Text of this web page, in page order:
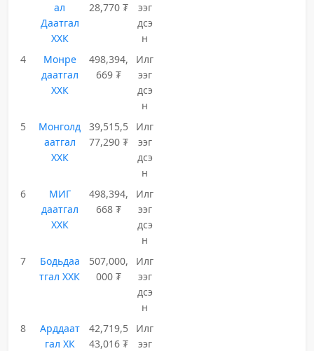
ал
Даатгал
ХХК
28,770 ₮
ээг
дсэ
н
4
Монре
даатгал
ХХК
498,394,
669 ₮
Илг
ээг
дсэ
н
5
Монголд
аатгал
ХХК
39,515,5
77,290 ₮
Илг
ээг
дсэ
н
6
МИГ
даатгал
ХХК
498,394,
668 ₮
Илг
ээг
дсэ
н
7
Бодьдаа
тгал ХХК
507,000,
000 ₮
Илг
ээг
дсэ
н
8
Арддаат
гал ХК
42,719,5
43,016 ₮
Илг
ээг